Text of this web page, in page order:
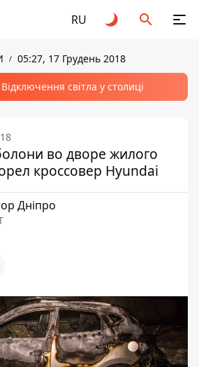
RU
05:27, 17 Грудень 2018
Відключення світла у столиці
во дворе жилого
кроссовер Hyundai
Дніпро